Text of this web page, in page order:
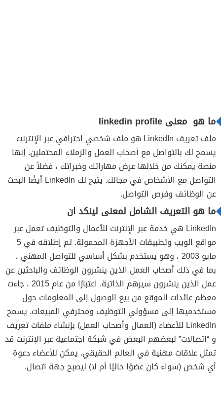
ما هو معنى linkedin profile
ملف تعريف LinkedIn هو ملف شخصي احترافي عبر الإنترنت
يسمح لك بالتواصل مع أصحاب العمل والزملاء المحتملين. إنها
منصة يمكنك من خلالها عرض مهاراتك وخبراتك ، فضلاً عن
التواصل مع الأشخاص في مجالك. يتيح لك LinkedIn أيضًا البحث
عن الوظائف وفرص التواصل.
ما هو التعريف الشامل لمعنى لينكد ان
LinkedIn هي خدمة عبر الإنترنت للأعمال والتوظيف تعمل عبر
مواقع الويب وتطبيقات الأجهزة المحمولة. تم إطلاقه في 5
مايو 2003 ، وهو يستخدم بشكل أساسي للتواصل المهني ،
بما في ذلك أصحاب العمل الذين ينشرون الوظائف والباحثين عن
عمل الذين ينشرون سيرهم الذاتية. اعتبارًا من عام 2015 ، جاءت
معظم عائدات الموقع من بيع الوصول إلى المعلومات حول
مستخدميها إلى مسؤولي التوظيف ومحترفي المبيعات. يسمح
LinkedIn للأعضاء (العمال وأصحاب العمل) بإنشاء ملفات تعريف
و “اتصالات” لبعضهم البعض في شبكة اجتماعية عبر الإنترنت قد
تمثل علاقات مهنية في العالم الحقيقي. يمكن للأعضاء دعوة
أي شخص (سواء كان عضوًا حاليًا أم لا) ليصبح جهة اتصال.